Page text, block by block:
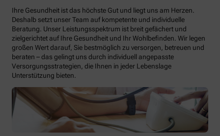
Ihre Gesundheit ist das höchste Gut und liegt uns am Herzen.
Deshalb setzt unser Team auf kompetente und individuelle
Beratung. Unser Leistungsspektrum ist breit gefächert und
zielgerichtet auf Ihre Gesundheit und Ihr Wohlbefinden. Wir legen
großen Wert darauf, Sie bestmöglich zu versorgen, betreuen und
beraten – das gelingt uns durch individuell angepasste
Versorgungsstrategien, die Ihnen in jeder Lebenslage
Unterstützung bieten.